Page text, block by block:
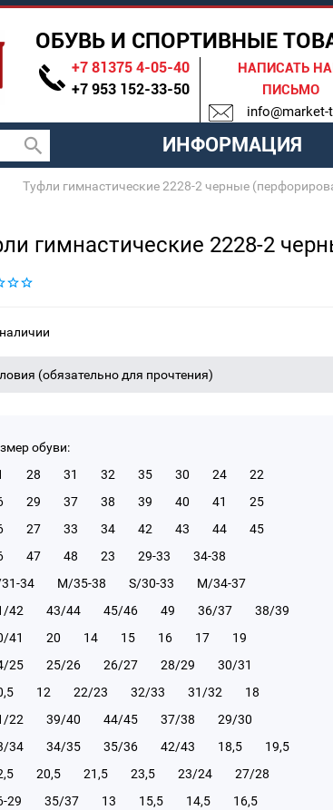
ОБУВЬ И СПОРТИВНЫЕ
+7 81375 4-05-40
+7 953 152-33-50
НАПИСАТЬ
ПИСЬМО
info@market-
ИНФОРМАЦИЯ
Туфли гимнастические 2228-2 черные
гимнастические 2228-2
(обязательно для прочтения)
обуви:
28 31 32 35 30 24
22
29 37 38 39 40 41
25
27 33 34 42 43 44
45
47 48 23 29-33
34-38
34
М/35-38 S/30-33
М/34-37
42
43/44 45/46 49 36/37
38/39
41
20 14 15 16 17
19
25
25/26 26/27 28/29
30/31
12 22/23 32/33 31/32
18
22
39/40 44/45 37/38
29/30
34
34/35 35/36 42/43 18,5
19,5
20,5 21,5 23,5 23/24
27/28
29
35/37 13 15,5 14,5
16,5